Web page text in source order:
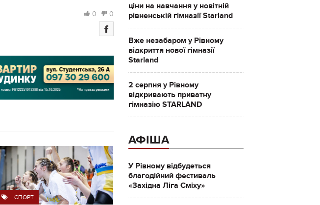
0 0
СПОРТ
ціни на навчання у новітній
рівненській гімназії Starland
Вже незабаром у Рівному
відкриття нової гімназії
Starland
2 серпня у Рівному
відкривають приватну
гімназію STARLAND
АФІША
У Рівному відбудеться
благодійний фестиваль
«Західна Ліга Сміху»